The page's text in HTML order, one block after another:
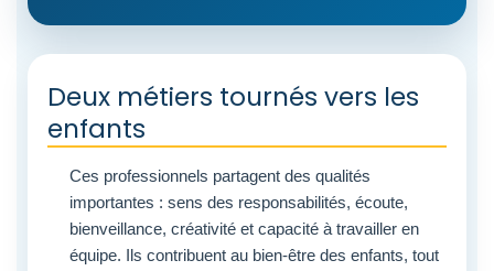
Deux métiers tournés vers les
enfants
Ces professionnels partagent des qualités
importantes : sens des responsabilités, écoute,
bienveillance, créativité et capacité à travailler en
équipe. Ils contribuent au bien-être des enfants, tout